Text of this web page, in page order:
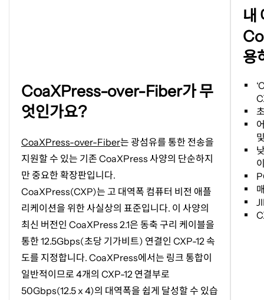
CoaXPress-over-Fiber가 무
엇인가요?
CoaXPress-over-Fiber는 광섬유를 통한 전송을
지원할 수 있는 기존 CoaXPress 사양의 단순하지
만 중요한 확장판입니다.
CoaXPress(CXP)는 고 대역폭 컴퓨터 비전 애플
리케이션을 위한 사실상의 표준입니다. 이 사양의
최신 버전인 CoaXPress 2.1은 동축 구리 케이블을
통한12.5Gbps(초당 기가비트) 연결인 CXP-12 속
도를 지정합니다. CoaXPress에서는 링크 통합이
일반적이므로 4개의 CXP-12 연결부로
50Gbps(12.5 x 4)의 대역폭을 쉽게 달성할 수 있습
내
용
‘